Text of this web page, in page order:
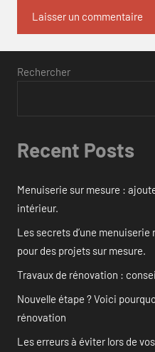
Rechercher
Recent Posts
Menuiserie sur mesure :
intérieur.
Les secrets d’une
pour des projets sur mesure.
Travaux de rénovation :
Nouvelle étape ? Voici
rénovation
Les erreurs à éviter lors de